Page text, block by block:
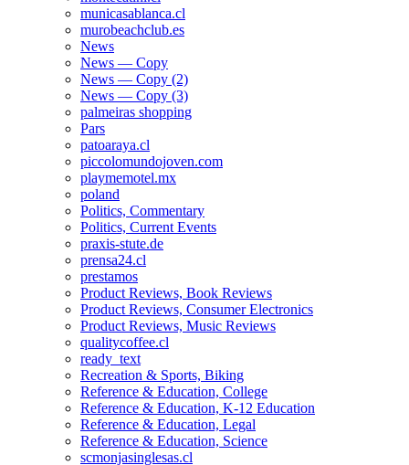
municasablanca.cl
murobeachclub.es
News
News — Copy
News — Copy (2)
News — Copy (3)
palmeiras shopping
Pars
patoaraya.cl
piccolomundojoven.com
playmemotel.mx
poland
Politics, Commentary
Politics, Current Events
praxis-stute.de
prensa24.cl
prestamos
Product Reviews, Book Reviews
Product Reviews, Consumer Electronics
Product Reviews, Music Reviews
qualitycoffee.cl
ready_text
Recreation & Sports, Biking
Reference & Education, College
Reference & Education, K-12 Education
Reference & Education, Legal
Reference & Education, Science
scmonjasinglesas.cl